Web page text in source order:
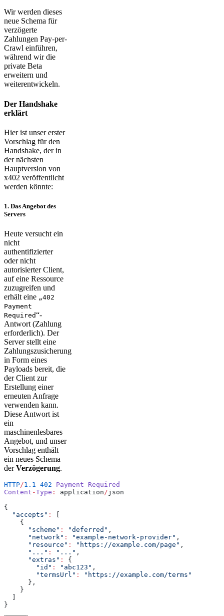
Wir werden dieses
neue Schema für
verzögerte
Zahlungen Pay-per-
Crawl einführen,
während wir die
private Beta
erweitern und
weiterentwickeln.
Der Handshake
erklärt
Hier ist unser erster
Vorschlag für den
Handshake, der in
der nächsten
Hauptversion von
x402 veröffentlicht
werden könnte:
1. Das Angebot des
Servers
Heute versucht ein
nicht
authentifizierter
oder nicht
autorisierter Client,
auf eine Ressource
zuzugreifen und
erhält eine „402
Payment
Required“-
Antwort (Zahlung
erforderlich). Der
Server stellt eine
Zahlungszusicherung
in Form eines
Payloads bereit, die
der Client zur
Erstellung einer
erneuten Anfrage
verwenden kann.
Diese Antwort ist
ein
maschinenlesbares
Angebot, und unser
Vorschlag enthält
ein neues Schema
derVerzögerung.
HTTP/1.1 402 Payment Required
Content -Type : application/json
{
  "accepts"
:
    {
      "scheme"
: "deferred" ,
      "network"
: "example-network-provider" ,
      "resource"
: "https://example.com/page" ,
      "..."
: "..." ,
      "extras"
:
{
        "id"
: "abc123" ,
        "termsUrl"
:
"https://example.com/terms"
      },
    }
}